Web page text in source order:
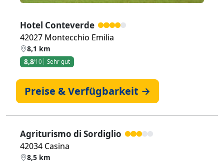
Hotel Conteverde
42027 Montecchio Emilia
8,1 km
8,8/10 Sehr gut
Preise & Verfügbarkeit →
Agriturismo di Sordiglio
42034 Casina
8,5 km